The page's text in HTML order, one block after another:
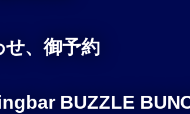
、御予約
BUZZLE